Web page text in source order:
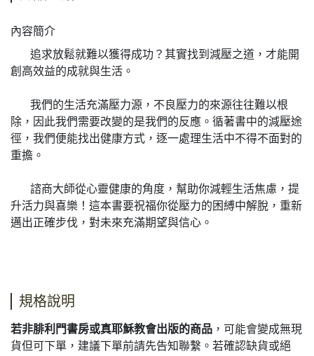
內容簡介
追求放鬆就難以獲得成功？其實找到減壓之道，才能開
創高效益的成就與生活。
我們的生活充滿壓力源，不良壓力的來源往往難以根
除，因此我們需要改變的是我們的反應。循著書中的減壓途
徑，我們便能找出健康方式，逐一處理生活中不得不面對的
重擔。
諮商大師從心靈健康的角度，幫助你減輕生活焦慮，提
升活力與喜樂！這本書要祝福你從壓力的困縛中解脫，重新
邁出正確步伐，對未來充滿期望與信心。
規格說明
若非腓利門書房或真耶穌教會出版的商品 ，可能會變成無現
貨但可下單，建議下單前請先告知聯繫。若確認缺貨或絕